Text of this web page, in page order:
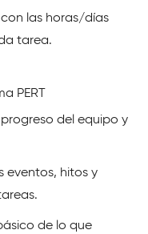
las horas/días
tarea.
PERT
del equipo y
eventos, hitos y
de lo que